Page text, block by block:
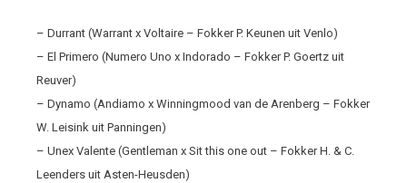
– Durrant (Warrant x Voltaire – Fokker P. Keunen uit Venlo)
– El Primero (Numero Uno x Indorado – Fokker P. Goertz uit
Reuver)
– Dynamo (Andiamo x Winningmood van de Arenberg – Fokker
W. Leisink uit Panningen)
– Unex Valente (Gentleman x Sit this one out – Fokker H. & C.
Leenders uit Asten-Heusden)